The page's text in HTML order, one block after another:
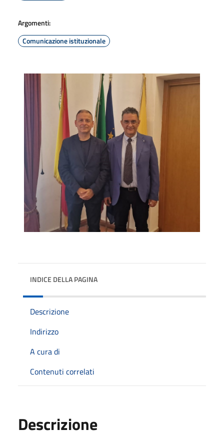
Argomenti:
Comunicazione istituzionale
INDICE DELLA PAGINA
Descrizione
Indirizzo
A cura di
Contenuti correlati
Descrizione